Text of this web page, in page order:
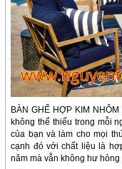
BÀN GHẾ HỢP KIM
không thể thiếu trong mỗi
của bạn và làm cho mọi
cạnh đó với chất liệu là
năm mà vẫn không hư hỏng